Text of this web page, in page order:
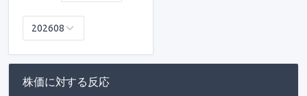
株価に対する反応